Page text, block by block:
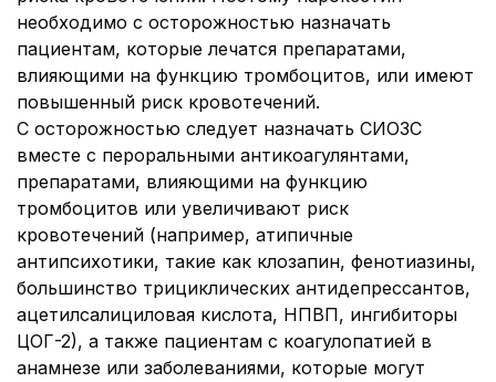
необходимо с осторожностью назначать
пациентам, которые лечатся препаратами,
влияющими на функцию тромбоцитов, или имеют
повышенный риск кровотечений.
С осторожностью следует назначать СИОЗС
вместе с пероральными антикоагулянтами,
препаратами, влияющими на функцию
тромбоцитов или увеличивают риск
кровотечений (например, атипичные
антипсихотики, такие как клозапин, фенотиазины,
большинство трициклических антидепрессантов,
ацетилсалициловая кислота, НПВП, ингибиторы
ЦОГ-2), а также пациентам с коагулопатией в
анамнезе или заболеваниями, которые могут